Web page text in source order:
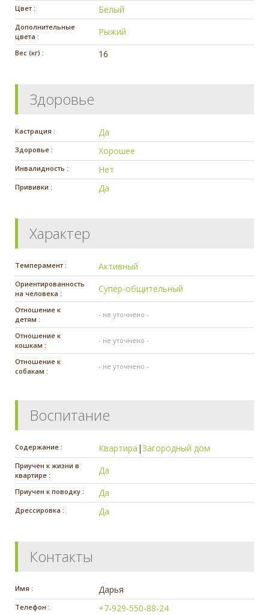
Цвет : Белый
Дополнительные
цвета :
Рыжий
Вес (кг) : 16
Здоровье
Кастрация : Да
Здоровье : Хорошее
Инвалидность : Нет
Прививки : Да
Характер
Темперамент : Активный
Ориентированность
на человека :
Супер-общительный
Отношение к
детям :
- не уточнено -
Отношение к
кошкам :
- не уточнено -
Отношение к
собакам :
- не уточнено -
Воспитание
Содержание : Квартира |Загородный дом
Приучен к жизни в
квартире :
Да
Приучен к поводку : Да
Дрессировка : Да
Контакты
Имя : Дарья
Телефон : +7-929-550-88-24